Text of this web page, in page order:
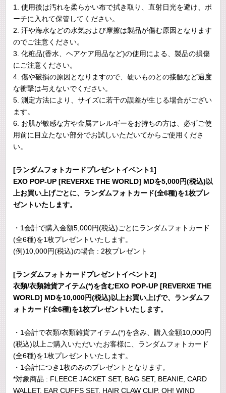
1. 使用後は汚れを柔らかい布で拭き取り、直射日光を避け、ポ
ーチに入れて保管してください。
2. 汗や海水などの水気および摩擦は製品が傷む原因となります
のでご注意ください。
3. 化粧品(香水、ヘアケア用品など)の使用による、製品の損傷
にご注意ください。
4. 傷や破損の原因となりますので、硬いものとの接触など過度
な衝撃は与えないでください。
5. 測定方法により、サイズに若干の誤差が生じる場合がござい
ます。
6. お肌が敏感な方や金属アレルギーをお持ちの方は、必ずご使
用前に目立たない部分でお試しいただいてからご使用くださ
い。
[ランダムフォトカードプレゼントイベント1]
EXO POP-UP [REVERXE THE WORLD] MDを5,000円(税込)以
上お買い上げごとに、ランダムフォトカード(全6種)を1枚プレ
ゼントいたします。
・1会計で購入金額5,000円(税込)ごとにランダムフォトカード
(全6種)を1枚プレゼントいたします。
(例)10,000円(税込)の場合 : 2枚プレゼント
[ランダムフォトカードプレゼントイベント2]
衣類/衣類雑貨アイテム(*)を含むEXO POP-UP [REVERXE THE
WORLD] MDを10,000円(税込)以上お買い上げで、ランダムフ
ォトカード(全6種)を1枚プレゼントいたします。
・1会計で衣類/衣類雑貨アイテム(*)を含み、購入金額10,000円
(税込)以上ご購入いただいたお客様に、ランダムフォトカード
(全6種)を1枚プレゼントいたします。
・1会計につき1枚のみのプレゼントとなります。
*対象商品 : FLEECE JACKET SET, BAG SET, BEANIE, CARD
WALLET, EAR CUFFS SET, HAIR CLAW CLIP, OH! WIND